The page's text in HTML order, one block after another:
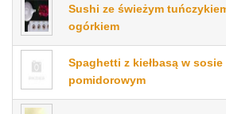
Sushi ze świeżym
ogórkiem
Spaghetti z kiełbasą w sosie
pomidorowym